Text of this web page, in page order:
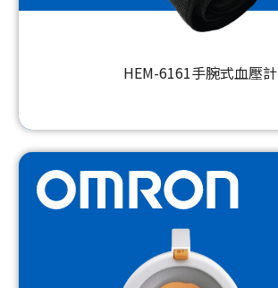
HEM-6161手腕式血壓計